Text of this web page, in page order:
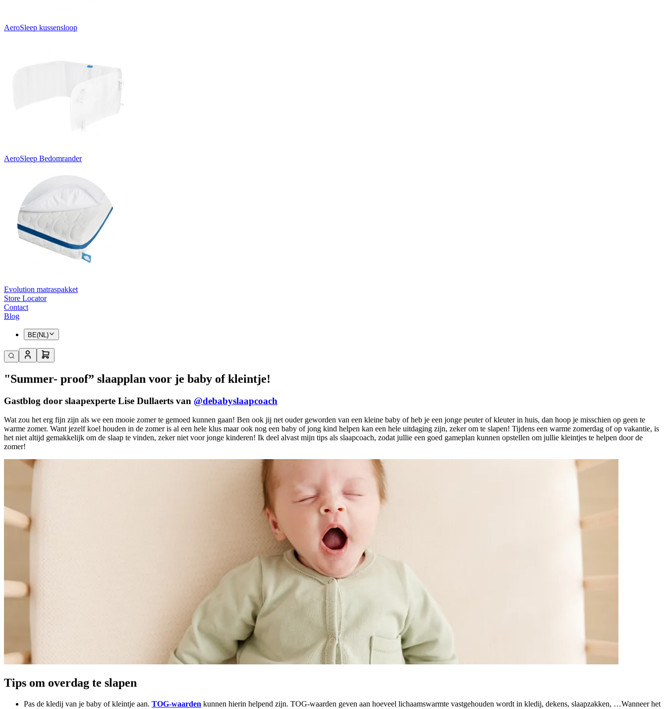
AeroSleep kussensloop
AeroSleep Bedomrander
Evolution matraspakket
Store Locator
Contact
Blog
BE(NL)
"Summer- proof” slaapplan voor je baby of kleintje!
Gastblog door slaapexperte Lise Dullaerts van @debabyslaapcoach
Wat zou het erg fijn zijn als we een mooie zomer te gemoed kunnen gaan! Ben ook jij net ouder geworden van een kleine baby of heb je een jonge peuter of kleuter in huis, dan hoop je misschien op geen te
warme zomer. Want jezelf koel houden in de zomer is al een hele klus maar ook nog een baby of jong kind helpen kan een hele uitdaging zijn, zeker om te slapen! Tijdens een warme zomerdag of op vakantie, is
het niet altijd gemakkelijk om de slaap te vinden, zeker niet voor jonge kinderen! Ik deel alvast mijn tips als slaapcoach, zodat jullie een goed gameplan kunnen opstellen om jullie kleintjes te helpen door de
zomer!
Tips om overdag te slapen
Pas de kledij van je baby of kleintje aan. TOG-waarden kunnen hierin helpend zijn. TOG-waarden geven aan hoeveel lichaamswarmte vastgehouden wordt in kledij, dekens, slaapzakken, …Wanneer het